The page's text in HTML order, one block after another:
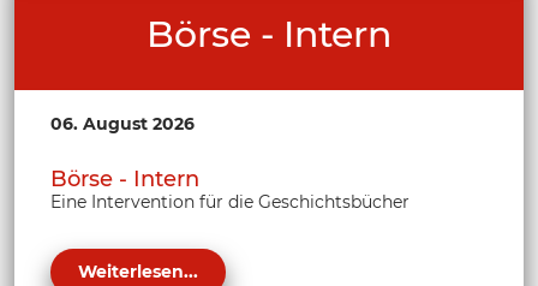
Börse - Intern
06. August 2026
Börse - Intern
Eine Intervention für die Geschichtsbücher
Weiterlesen...